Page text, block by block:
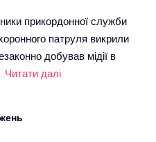
прикордонної служби
патруля викрили
добував мідії в
Читати далі